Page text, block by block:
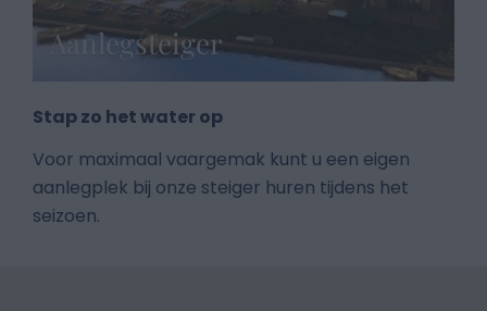
Aanlegsteiger
Stap zo het water op
Voor maximaal vaargemak kunt u een eigen
aanlegplek bij onze steiger huren tijdens het
seizoen.